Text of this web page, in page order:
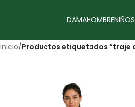
DAMAHOMBRENIÑOS
Inicio/Productos etiquetados “traje